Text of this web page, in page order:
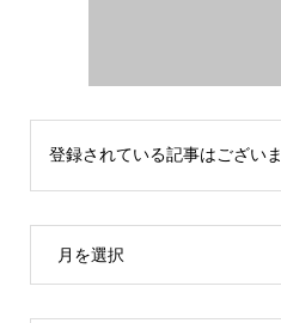
登録されている記事はございま
月を選択